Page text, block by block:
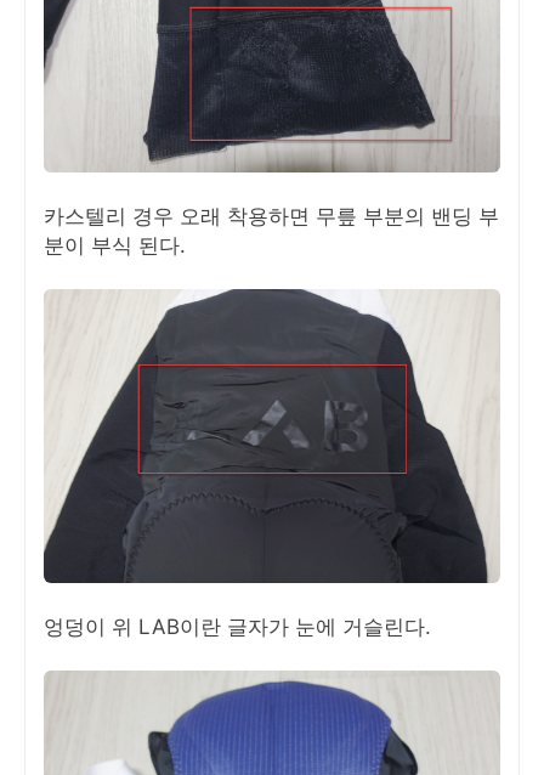
카스텔리 경우 오래 착용하면 무릎 부분의 밴딩 부
분이 부식 된다.
엉덩이 위 LAB이란 글자가 눈에 거슬린다.